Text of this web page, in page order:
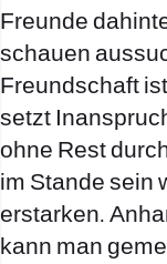
Freunde
schauen
Freundschaft
setzt
ohne Rest
im Stande sein
erstarken.
kann man